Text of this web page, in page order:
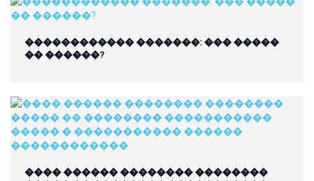
������������ �������: ��� �����
�� ������?
���� ������ �������� ��������